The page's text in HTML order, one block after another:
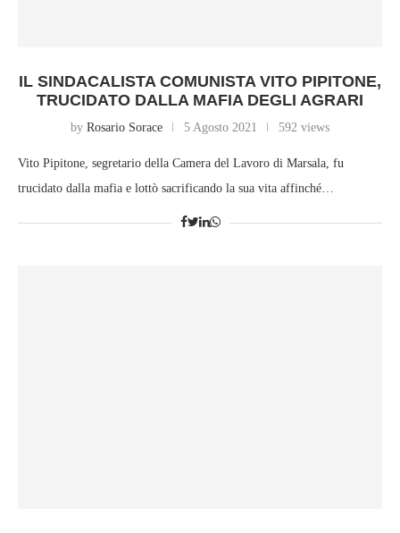
IL SINDACALISTA COMUNISTA VITO PIPITONE,
TRUCIDATO DALLA MAFIA DEGLI AGRARI
by Rosario Sorace 5 Agosto 2021 592 views
Vito Pipitone, segretario della Camera del Lavoro di Marsala, fu
trucidato dalla mafia e lottò sacrificando la sua vita affinché…